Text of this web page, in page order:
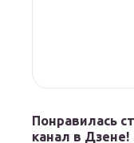
Понравилась
канал в Дзене!